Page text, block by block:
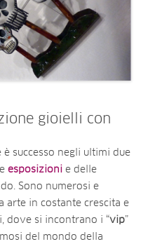
gioielli con
è successo negli ultimi due
esposizioni e delle
Sono numerosi e
arte in costante crescita e
dove si incontrano i “vip”
del mondo della